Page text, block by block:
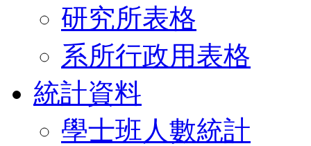
研究所表格
系所行政用表格
統計資料
學士班人數統計